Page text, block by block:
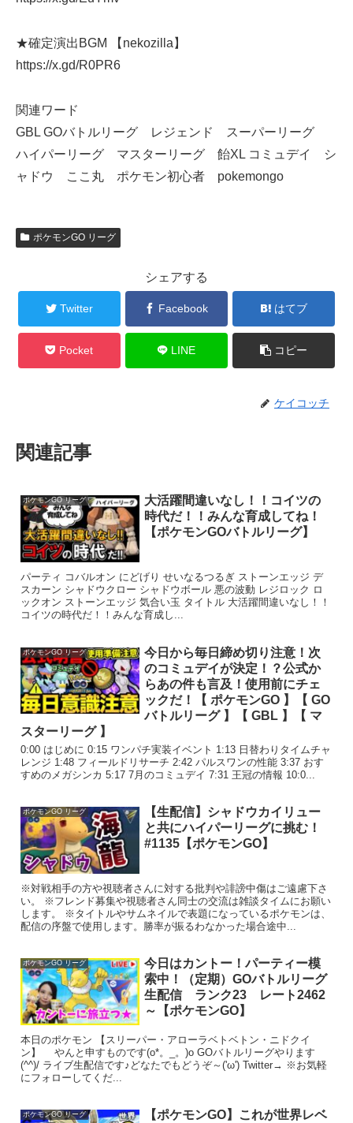
★確定演出BGM 【nekozilla】
https://x.gd/R0PR6
関連ワード
GBL GOバトルリーグ レジェンド スーパーリーグ
ハイパーリーグ マスターリーグ 飴XL コミュデイ シ
ャドウ ここ丸 ポケモン初心者 pokemongo
ポケモンGO リーグ
シェアする
Twitter Facebook はてブ
Pocket LINE コピー
ケイコッチ
関連記事
ポケモンGO リーグ
大活躍間違いなし！！コイツの
時代だ！！みんな育成してね！
【ポケモンGOバトルリーグ】
パーティ コバルオン にどげり せいなるつるぎ ストーンエッジ デ
スカーン シャドウクロー シャドウボール 悪の波動 レジロック ロ
ックオン ストーンエッジ 気合い玉 タイトル 大活躍間違いなし！！
コイツの時代だ！！みんな育成し...
ポケモンGO リーグ
今日から毎日締め切り注意！次
のコミュデイが決定！？公式か
らあの件も言及！使用前にチェ
ックだ！【 ポケモンGO 】【 GO
バトルリーグ 】【 GBL 】【 マ
スターリーグ 】
0:00 はじめに 0:15 ワンパチ実装イベント 1:13 日替わりタイムチャ
レンジ 1:48 フィールドリサーチ 2:42 パルスワンの性能 3:37 おす
すめのメガシンカ 5:17 7月のコミュデイ 7:31 王冠の情報 10:0...
ポケモンGO リーグ
【生配信】シャドウカイリュー
と共にハイパーリーグに挑む！
#1135【ポケモンGO】
※対戦相手の方や視聴者さんに対する批判や誹謗中傷はご遠慮下さ
い。 ※フレンド募集や視聴者さん同士の交流は雑談タイムにお願い
します。 ※タイトルやサムネイルで表題になっているポケモンは、
配信の序盤で使用します。勝率が振るわなかった場合途中...
ポケモンGO リーグ
今日はカントー！パーティー模
索中！（定期）GOバトルリーグ
生配信 ランク23 レート2462
～【ポケモンGO】
本日のポケモン 【スリーパー・アローラベトベトン・ニドクイ
ン】 やんと申すものです(o*。_。)o GOバトルリーグやります
(^^)/ ライブ生配信です♪どなたでもどうぞ～('ω') Twitter→ ※お気軽
にフォローしてくだ...
ポケモンGO リーグ
【ポケモンGO】これが世界レベ